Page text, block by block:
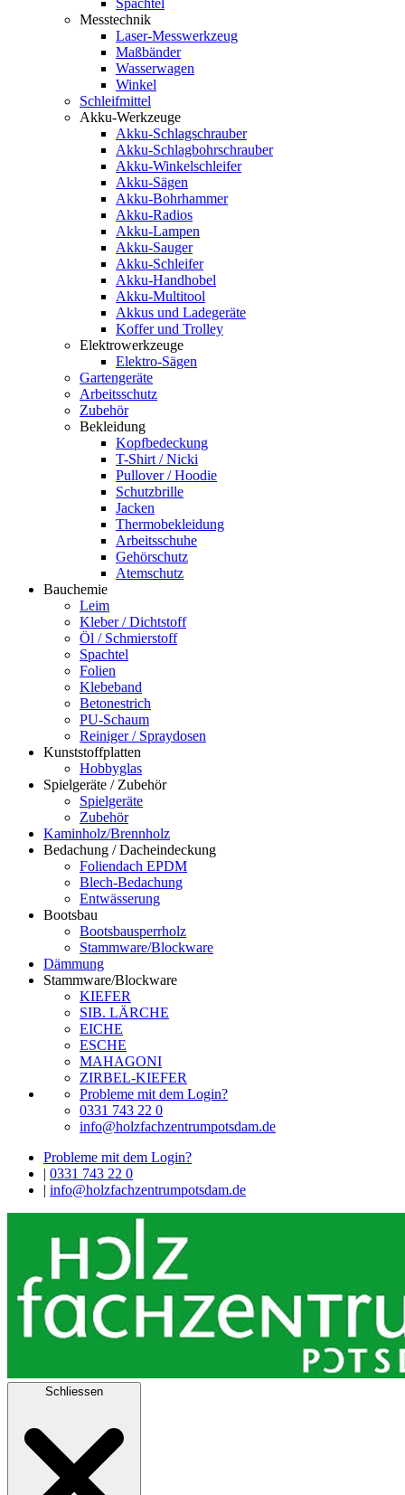
Spachtel
Messtechnik
Laser-Messwerkzeug
Maßbänder
Wasserwagen
Winkel
Schleifmittel
Akku-Werkzeuge
Akku-Schlagschrauber
Akku-Schlagbohrschrauber
Akku-Winkelschleifer
Akku-Sägen
Akku-Bohrhammer
Akku-Radios
Akku-Lampen
Akku-Sauger
Akku-Schleifer
Akku-Handhobel
Akku-Multitool
Akkus und Ladegeräte
Koffer und Trolley
Elektrowerkzeuge
Elektro-Sägen
Gartengeräte
Arbeitsschutz
Zubehör
Bekleidung
Kopfbedeckung
T-Shirt / Nicki
Pullover / Hoodie
Schutzbrille
Jacken
Thermobekleidung
Arbeitsschuhe
Gehörschutz
Atemschutz
Bauchemie
Leim
Kleber / Dichtstoff
Öl / Schmierstoff
Spachtel
Folien
Klebeband
Betonestrich
PU-Schaum
Reiniger / Spraydosen
Kunststoffplatten
Hobbyglas
Spielgeräte / Zubehör
Spielgeräte
Zubehör
Kaminholz/Brennholz
Bedachung / Dacheindeckung
Foliendach EPDM
Blech-Bedachung
Entwässerung
Bootsbau
Bootsbausperrholz
Stammware/Blockware
Dämmung
Stammware/Blockware
KIEFER
SIB. LÄRCHE
EICHE
ESCHE
MAHAGONI
ZIRBEL-KIEFER
Probleme mit dem Login?
0331 743 22 0
info@holzfachzentrumpotsdam.de
Probleme mit dem Login?
| 0331 743 22 0
| info@holzfachzentrumpotsdam.de
Schliessen